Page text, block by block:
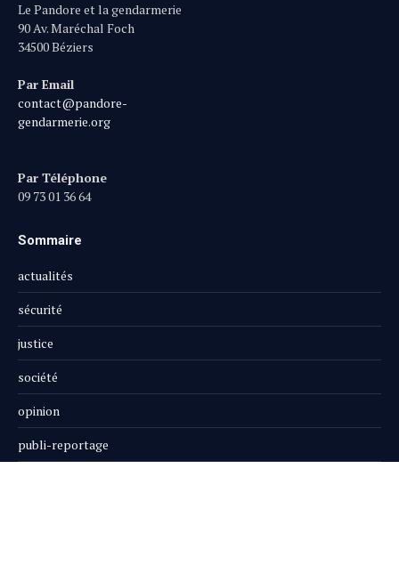
Le Pandore et la gendarmerie
90 Av. Maréchal Foch
34500 Béziers
Par Email
contact@pandore-
gendarmerie.org
Par Téléphone
09 73 01 36 64
Sommaire
actualités
sécurité
justice
société
opinion
publi-reportage